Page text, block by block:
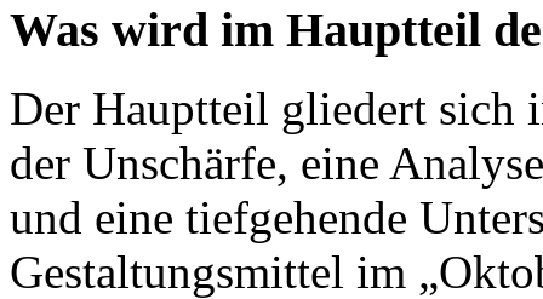
Was wird im Hauptteil
Der Hauptteil gliedert sich
der Unschärfe, eine
und eine tiefgehende
Gestaltungsmittel im